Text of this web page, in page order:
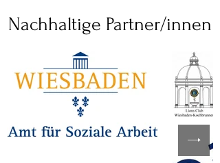
Nachhaltige Partner/innen